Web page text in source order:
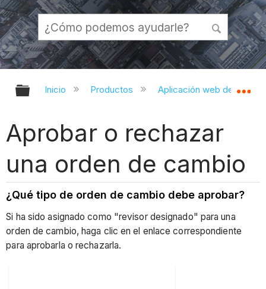
Expandir/contraer jerarquía global
Inicio Productos Aplicación web de
Aprobar o rechazar
una orden de cambio
¿Qué tipo de orden de cambio debe aprobar?
Si ha sido asignado como "revisor designado" para una
orden de cambio, haga clic en el enlace correspondiente
para aprobarla o rechazarla.